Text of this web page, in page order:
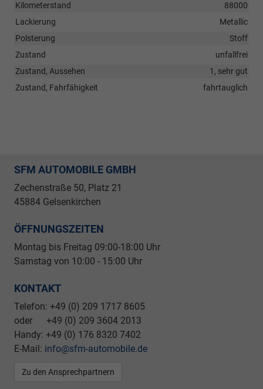
Kilometerstand
88000
Lackierung
Metallic
Polsterung
Stoff
Zustand
unfallfrei
Zustand, Aussehen
1, sehr gut
Zustand, Fahrfähigkeit
fahrtauglich
SFM AUTOMOBILE GMBH
Zechenstraße 50, Platz 21
45884 Gelsenkirchen
ÖFFNUNGSZEITEN
Montag bis Freitag 09:00-18:00 Uhr
Samstag von 10:00 - 15:00 Uhr
KONTAKT
Telefon: +49 (0) 209 1717 8605
oder +49 (0) 209 3604 2013
Handy: +49 (0) 176 8320 7402
E-Mail: info@sfm-automobile.de
Zu den Ansprechpartnern